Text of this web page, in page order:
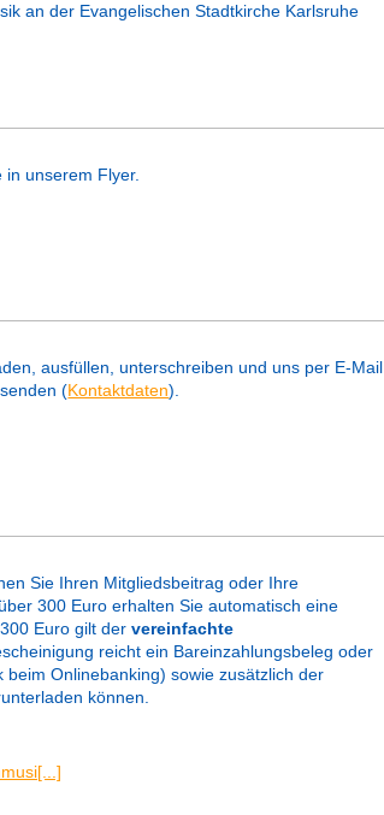
an der Evangelischen Stadtkirche Karlsruhe
unserem Flyer.
ausfüllen, unterschreiben und uns per E-Mail
(Kontaktdaten).
Sie Ihren Mitgliedsbeitrag oder Ihre
über 300 Euro erhalten Sie automatisch eine
Euro gilt der vereinfachte
reicht ein Bareinzahlungsbeleg oder
Onlinebanking) sowie zusätzlich der
können.